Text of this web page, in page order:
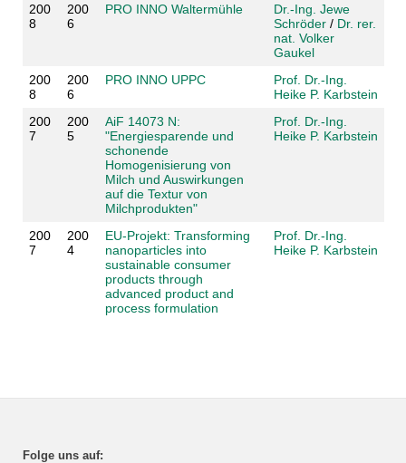
200
8
200
6
PRO INNO Waltermühle
Dr.-Ing. Jewe
Schröder/ Dr. rer.
nat. Volker
Gaukel
200
8
200
6
PRO INNO UPPC
Prof. Dr.-Ing.
Heike P. Karbstein
200
7
200
5
AiF 14073 N:
"Energiesparende und
schonende
Homogenisierung von
Milch und Auswirkungen
auf die Textur von
Milchprodukten"
Prof. Dr.-Ing.
Heike P. Karbstein
200
7
200
4
EU-Projekt: Transforming
nanoparticles into
sustainable consumer
products through
advanced product and
process formulation
Prof. Dr.-Ing.
Heike P. Karbstein
Folge uns auf: